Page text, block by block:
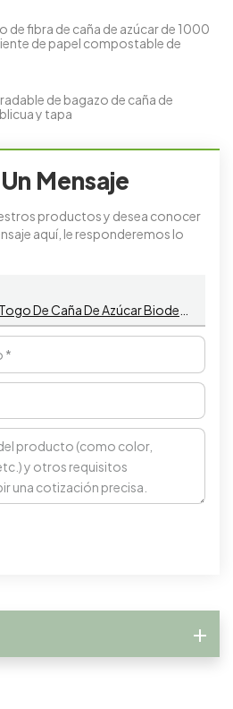
de fibra de caña de azúcar de 1000
de papel compostable de
de bagazo de caña de
y tapa
Mensaje
productos y desea conocer
aquí, le responderemos lo